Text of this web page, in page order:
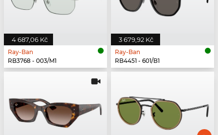
4 687,06 Kč
Ray-Ban
RB3768 - 003/M1
3 679,92 Kč
Ray-Ban
RB4451 - 601/B1